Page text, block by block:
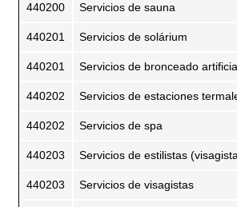
440200 Servicios de sauna
440201 Servicios de solárium
440201 Servicios de bronceado
440202 Servicios de estaciones
440202 Servicios de spa
440203 Servicios de estilistas
440203 Servicios de visagistas